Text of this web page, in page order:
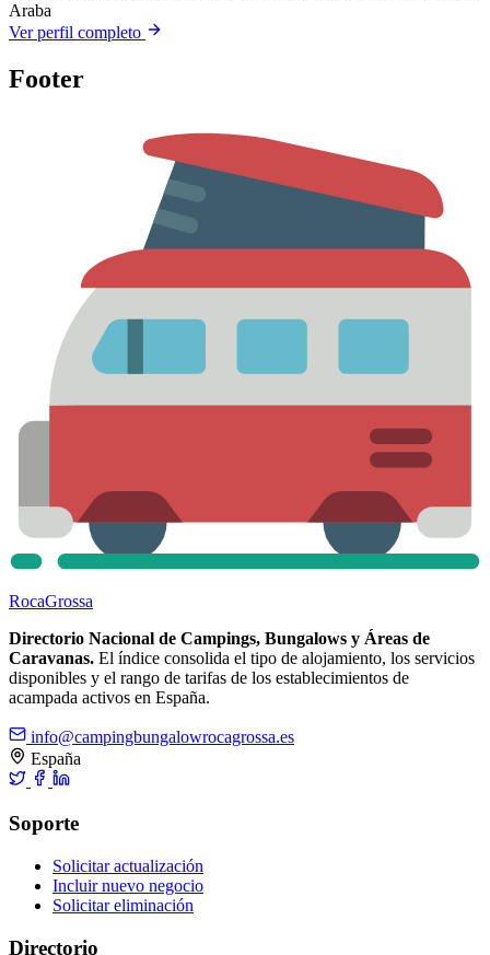
Araba
Ver perfil completo
Footer
RocaGrossa
Directorio Nacional de Campings, Bungalows y Áreas de
Caravanas. El índice consolida el tipo de alojamiento, los servicios
disponibles y el rango de tarifas de los establecimientos de
acampada activos en España.
info@campingbungalowrocagrossa.es
España
Soporte
Solicitar actualización
Incluir nuevo negocio
Solicitar eliminación
Directorio